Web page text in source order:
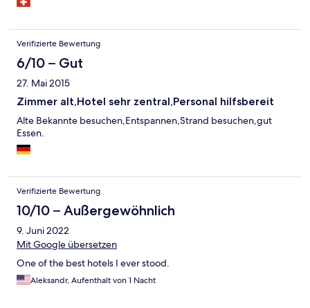
Verifizierte Bewertung
6/10 – Gut
27. Mai 2015
Zimmer alt,Hotel sehr zentral,Personal hilfsbereit
Alte Bekannte besuchen,Entspannen,Strand besuchen,gut
Essen.
Verifizierte Bewertung
10/10 – Außergewöhnlich
9. Juni 2022
Mit Google übersetzen
One of the best hotels I ever stood.
Aleksandr, Aufenthalt von 1 Nacht